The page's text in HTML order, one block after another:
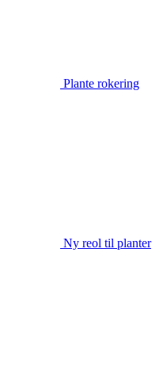
Plante rokering
Ny reol til planter